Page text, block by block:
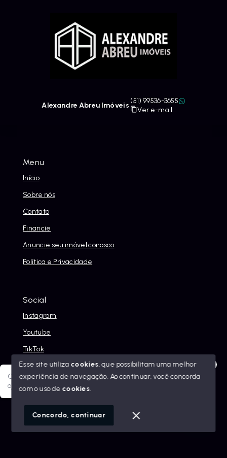
Olá! Sua jornada ao novo imóvel começa aqui. Como posso
ajudar?
Menu
Início
Sobre nós
Contato
Financie
Anuncie seu imóvel conosco
Política e Privacidade
Social
Instagram
Youtube
TikTok
© Copyright 2026 - Alexandre Abreu Imóveis - Todos os
SITE PARA IMOBILIARIA
Alexandre Abreu Imóveis
(51) 99536-3655
Ver e-mail
Esse site utiliza cookies, que possibilitam uma melhor
experiência de navegação.Ao continuar, você concorda
com o uso de cookies.
Concordo, continuar